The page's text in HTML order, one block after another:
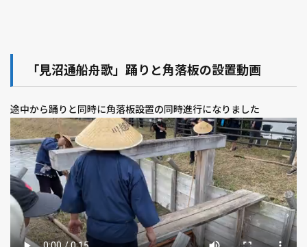
「見沼通船舟歌」踊りと角落板の設置動画
途中から踊りと同時に角落板設置の同時進行になりました